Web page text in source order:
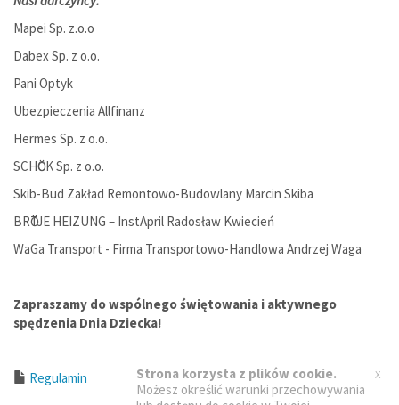
Mapei Sp. z.o.o
Dabex Sp. z o.o.
Pani Optyk
Ubezpieczenia Allfinanz
Hermes Sp. z o.o.
SCHӦCK Sp. z o.o.
Skib-Bud Zakład Remontowo-Budowlany Marcin Skiba
BRӦTJE HEIZUNG – InstApril Radosław Kwiecień
WaGa Transport - Firma Transportowo-Handlowa Andrzej Waga
Zapraszamy do wspólnego świętowania i aktywnego
spędzenia Dnia Dziecka!
Regulamin
Strona korzysta z plików cookie.
Możesz określić warunki przechowywania
x